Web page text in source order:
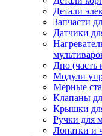
Детали
Запчасти
Датчики
Дно (часть
Модули
Мерные
Клапаны
Крышки
Ручки для
Лопатки и